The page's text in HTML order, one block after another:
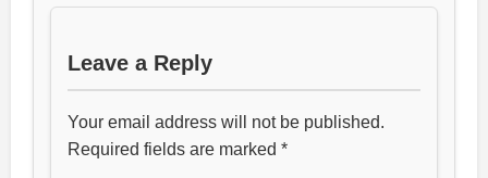
Leave a Reply
Your email address will not be published.
Required fields are marked *